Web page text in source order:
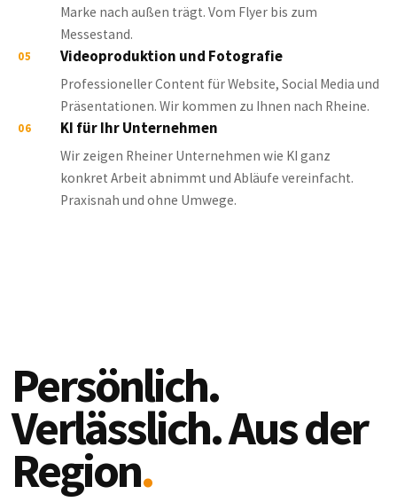
Marke nach außen trägt. Vom Flyer bis zum
Messestand.
05 Videoproduktion und Fotografie
Professioneller Content für Website, Social Media und
Präsentationen. Wir kommen zu Ihnen nach Rheine.
06 KI für Ihr Unternehmen
Wir zeigen Rheiner Unternehmen wie KI ganz
konkret Arbeit abnimmt und Abläufe vereinfacht.
Praxisnah und ohne Umwege.
Persönlich.
Verlässlich. Aus der
Region.